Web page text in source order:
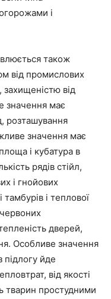
і
також
від промислових
захищеністю від
значення має
розташування
значення має
і кубатура в
рядів стійл,
і гнойових
і теплової
дверей,
Особливе значення
підлогу йде
від якості
тварин простудними